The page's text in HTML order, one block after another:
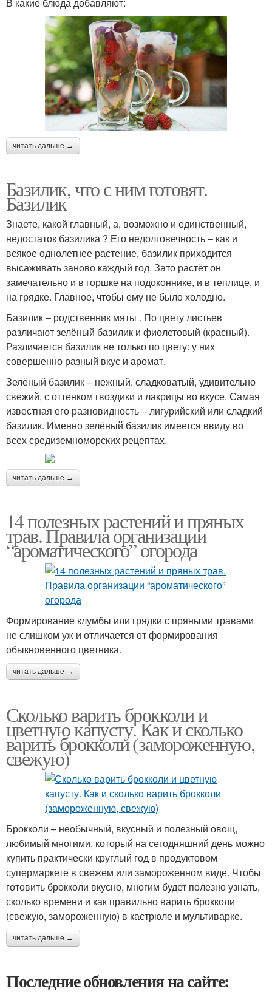
читать дальше →
Базилик, что с ним готовят.
Базилик
Знаете, какой главный, а, возможно и единственный,
недостаток базилика ? Его недолговечность – как и
всякое однолетнее растение, базилик приходится
высаживать заново каждый год. Зато растёт он
замечательно и в горшке на подоконнике, и в теплице, и
на грядке. Главное, чтобы ему не было холодно.
Базилик – родственник мяты . По цвету листьев
различают зелёный базилик и фиолетовый (красный).
Различается базилик не только по цвету: у них
совершенно разный вкус и аромат.
Зелёный базилик – нежный, сладковатый, удивительно
свежий, с оттенком гвоздики и лакрицы во вкусе. Самая
известная его разновидность – лигурийский или сладкий
базилик. Именно зелёный базилик имеется ввиду во
всех средиземноморских рецептах.
читать дальше →
14 полезных растений и пряных
трав. Правила организации
“ароматического” огорода
Формирование клумбы или грядки с пряными травами
не слишком уж и отличается от формирования
обыкновенного цветника.
читать дальше →
Сколько варить брокколи и
цветную капусту. Как и сколько
варить брокколи (замороженную,
свежую)
Брокколи – необычный, вкусный и полезный овощ,
любимый многими, который на сегодняшний день можно
купить практически круглый год в продуктовом
супермаркете в свежем или замороженном виде. Чтобы
готовить брокколи вкусно, многим будет полезно узнать,
сколько времени и как правильно варить брокколи
(свежую, замороженную) в кастрюле и мультиварке.
читать дальше →
Последние обновления на сайте: